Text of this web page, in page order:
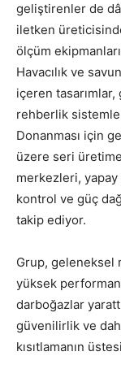
geliştirenler de
iletken
ölçüm
Havacılık ve
içeren
rehberlik
Donanması için
üzere seri
merkezleri,
kontrol ve güç
takip ediyor.
Grup, geleneksel
yüksek
darboğazlar
güvenilirlik ve
kısıtlamanın